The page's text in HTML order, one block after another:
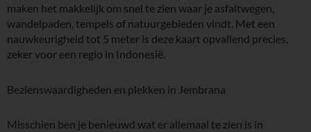
maken het makkelijk om snel te zien waar je asfaltwegen,
wandelpaden, tempels of natuurgebieden vindt. Met een
nauwkeurigheid tot 5 meter is deze kaart opvallend precies,
zeker voor een regio in Indonesië.
Bezienswaardigheden en plekken in Jembrana
Misschien ben je benieuwd wat er allemaal te zien is in